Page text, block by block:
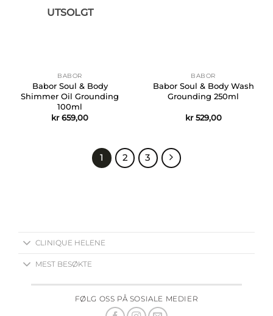
UTSOLGT
BABOR
Babor Soul & Body
Shimmer Oil Grounding
100ml
kr659,00
BABOR
Babor Soul & Body Wash
Grounding 250ml
kr529,00
1 2 3
CLINIQUE HELENE
MEST BESØKTE
FØLG OSS PÅ SOSIALE MEDIER